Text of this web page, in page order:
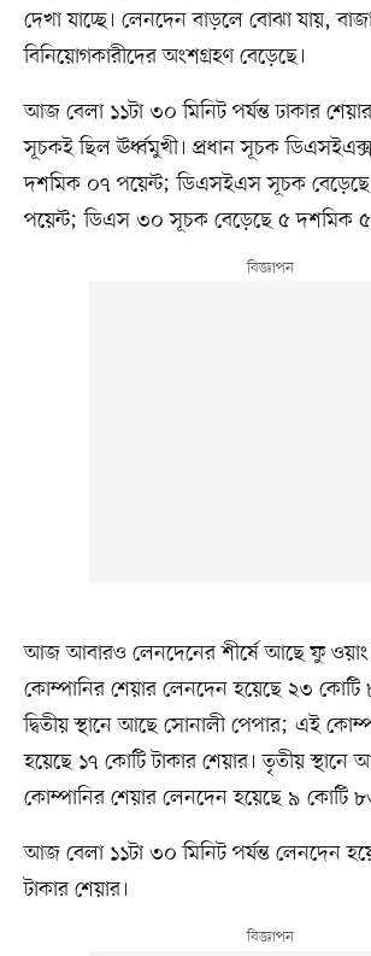
দেখা যাচ্ছে। লেনদেন বাড়লে বোঝা যায়,
বিনিয়োগকারীদের অংশগ্রহণ বেড়েছে।
আজ বেলা ১১টা ৩০ মিনিট পর্যন্ত ঢাকার
সূচকই ছিল ঊর্ধ্বমুখী। প্রধান সূচক
দশমিক ০৭ পয়েন্ট; ডিএসইএস সূচক
পয়েন্ট; ডিএস ৩০ সূচক বেড়েছে ৫ দশমিক
আজ আবারও লেনদেনের শীর্ষে আছে ফু
কোম্পানির শেয়ার লেনদেন হয়েছে ২৩ কোটি
দ্বিতীয় স্থানে আছে সোনালী পেপার; এই
হয়েছে ১৭ কোটি টাকার শেয়ার। তৃতীয় স্থানে
কোম্পানির শেয়ার লেনদেন হয়েছে ৯ কোটি
আজ বেলা ১১টা ৩০ মিনিট পর্যন্ত লেনদেন
টাকার শেয়ার।